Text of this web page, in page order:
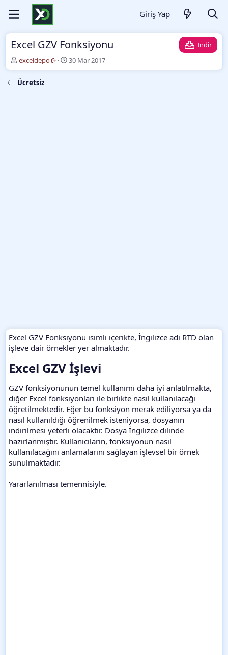
Giriş Yap
Excel GZV Fonksiyonu
İndir
Y
a
z
a
exceldepo
O
l
30 Mar 2017
Ücretsiz
Excel GZV Fonksiyonu isimli içerikte, İngilizce adı RTD olan
işleve dair örnekler yer almaktadır.
Excel GZV İşlevi​
GZV fonksiyonunun temel kullanımı daha iyi anlatılmakta,
diğer Excel fonksiyonları ile birlikte nasıl kullanılacağı
öğretilmektedir. Eğer bu fonksiyon merak ediliyorsa ya da
nasıl kullanıldığı öğrenilmek isteniyorsa, dosyanın
indirilmesi yeterli olacaktır. Dosya İngilizce dilinde
hazırlanmıştır. Kullanıcıların, fonksiyonun nasıl
kullanılacağını anlamalarını sağlayan işlevsel bir örnek
sunulmaktadır.
Yararlanılması temennisiyle.